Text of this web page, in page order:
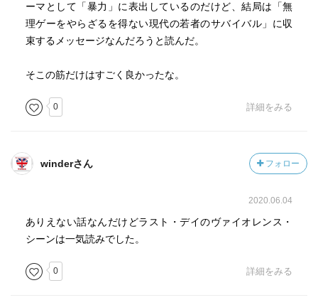
ーマとして「暴力」に表出しているのだけど、結局は「無
理ゲーをやらざるを得ない現代の若者のサバイバル」に収
束するメッセージなんだろうと読んだ。
そこの筋だけはすごく良かったな。
0 詳細をみる
winderさん フォロー
2020.06.04
ありえない話なんだけどラスト・デイのヴァイオレンス・
シーンは一気読みでした。
0 詳細をみる